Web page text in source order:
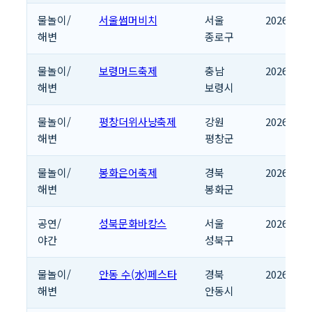
물놀이/
해변
서울썸머비치
서울
종로구
물놀이/
해변
보령머드축제
충남
보령시
물놀이/
해변
평창더위사냥축제
강원
평창군
물놀이/
해변
봉화은어축제
경북
봉화군
공연/
야간
성북문화바캉스
서울
성북구
물놀이/
해변
안동 수(水)페스타
경북
안동시